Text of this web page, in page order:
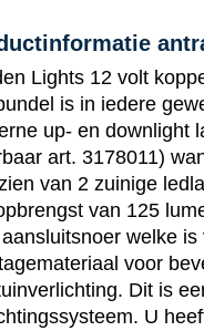
Lights 12 volt
is in iedere
up- en downlight
art. 3178011)
van 2 zuinige
van 125
aansluitsnoer welke
voor
Dit is
U